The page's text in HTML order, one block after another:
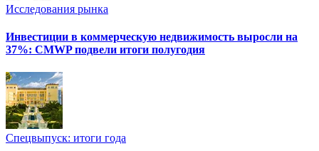
Исследования рынка
Инвестиции в коммерческую недвижимость выросли на
37%: CMWP подвели итоги полугодия
Спецвыпуск: итоги года